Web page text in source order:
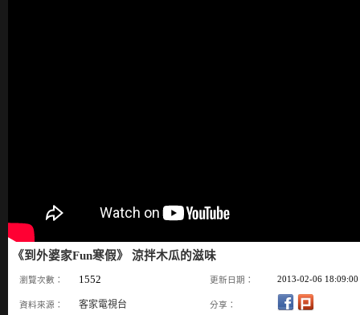
《到外婆家Fun寒假》 涼拌木瓜的滋味
瀏覽次數： 1552 更新日期： 2013-02-06 18:09:00
資料來源： 客家電視台 分享：